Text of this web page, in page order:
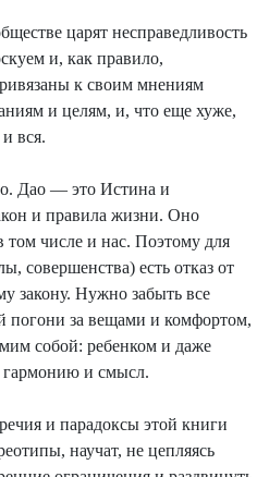
царят несправедливость
и, как правило,
к своим мнениям
и целям, и, что еще хуже,
вся.
Дао — это Истина и
и правила жизни. Оно
том числе и нас. Поэтому для
совершенства) есть отказ от
закону. Нужно забыть все
погони за вещами и комфортом,
собой: ребенком и даже
и смысл.
и парадоксы этой книги
научат, не цепляясь